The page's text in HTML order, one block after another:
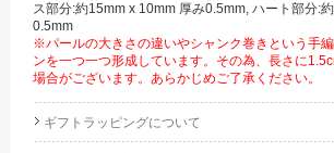
ス部分:約15mm x 10mm 厚み0.5mm, ハート部分:
0.5mm
※パールの大きさの違いやシャンク巻きという手
ンを一つ一つ形成しています。その為、長さに
場合がございます。あらかじめご了承ください。
ギフトラッピングについて